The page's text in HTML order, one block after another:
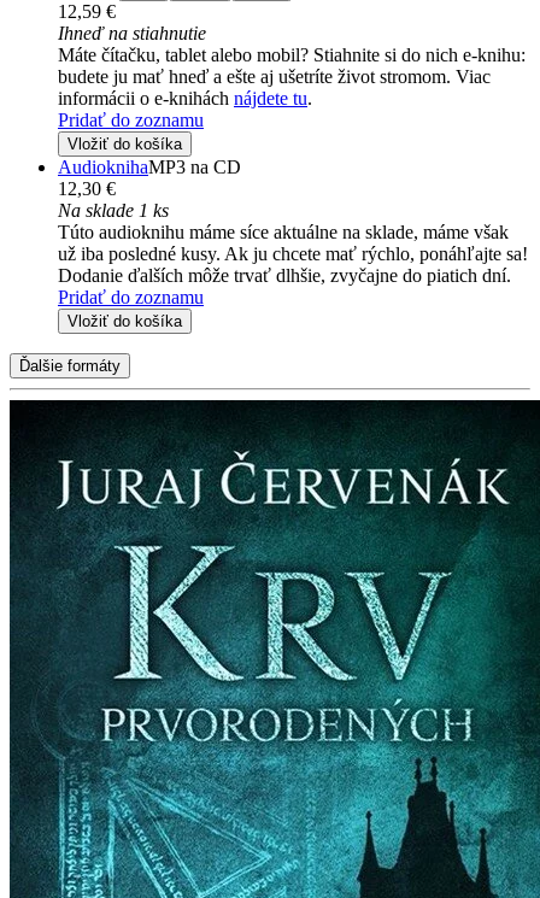
12,59 €
Ihneď na stiahnutie
Máte čítačku, tablet alebo mobil? Stiahnite si do nich e-knihu:
budete ju mať hneď a ešte aj ušetríte život stromom. Viac
informácii o e-knihách nájdete tu.
Pridať do zoznamu
Vložiť do košíka
AudioknihaMP3 na CD
12,30 €
Na sklade 1 ks
Túto audioknihu máme síce aktuálne na sklade, máme však
už iba posledné kusy. Ak ju chcete mať rýchlo, ponáhľajte sa!
Dodanie ďalších môže trvať dlhšie, zvyčajne do piatich dní.
Pridať do zoznamu
Vložiť do košíka
Ďalšie formáty